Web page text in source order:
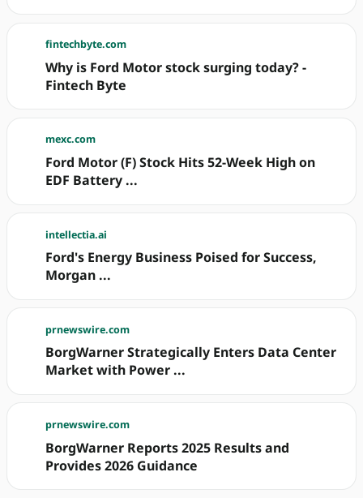
fintechbyte.com
Why is Ford Motor stock surging today? -
Fintech Byte
mexc.com
Ford Motor (F) Stock Hits 52-Week High on
EDF Battery ...
intellectia.ai
Ford's Energy Business Poised for Success,
Morgan ...
prnewswire.com
BorgWarner Strategically Enters Data Center
Market with Power ...
prnewswire.com
BorgWarner Reports 2025 Results and
Provides 2026 Guidance